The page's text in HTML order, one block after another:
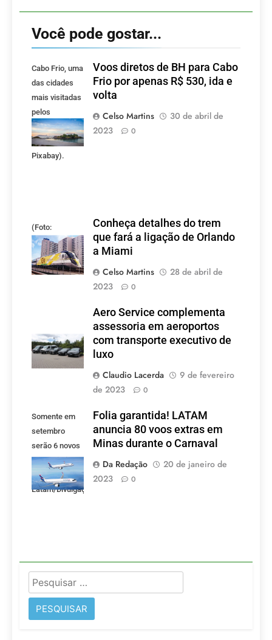
Você pode gostar...
Cabo Frio, uma
das cidades
mais visitadas
pelos
mineiros.
(Foto:
Pixabay).
Voos diretos de BH para Cabo
Frio por apenas R$ 530, ida e
volta
Celso Martins
30 de abril de
2023
0
(Foto:
divulgação)
Conheça detalhes do trem
que fará a ligação de Orlando
a Miami
Celso Martins
28 de abril de
2023
0
Aero Service complementa
assessoria em aeroportos
com transporte executivo de
luxo
Claudio Lacerda
9 de fevereiro
de 2023
0
Somente em
setembro
serão 6 novos
voos criados
pela LATAM.
Latam/Divulgação)
Folia garantida! LATAM
anuncia 80 voos extras em
Minas durante o Carnaval
Da Redação
20 de janeiro de
2023
0
Pesquisar
por: